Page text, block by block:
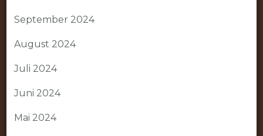
September 2024
August 2024
Juli 2024
Juni 2024
Mai 2024